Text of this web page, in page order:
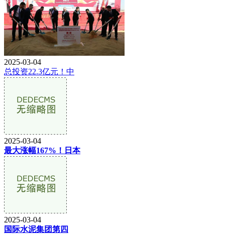
2025-03-04
总投资22.3亿元！中
2025-03-04
最大涨幅167%！日本
2025-03-04
国际水泥集团第四